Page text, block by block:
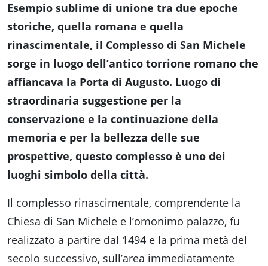
Esempio sublime di unione tra due epoche
storiche, quella romana e quella
rinascimentale, il Complesso di San Michele
sorge in luogo dell’antico torrione romano che
affiancava la Porta di Augusto. Luogo di
straordinaria suggestione per la
conservazione e la continuazione della
memoria e per la bellezza delle sue
prospettive, questo complesso è uno dei
luoghi simbolo della città.
Il complesso rinascimentale, comprendente la
Chiesa di San Michele e l’omonimo palazzo, fu
realizzato a partire dal 1494 e la prima metà del
secolo successivo, sull’area immediatamente